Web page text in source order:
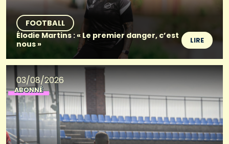
FOOTBALL
Élodie Martins : « Le premier danger, c’est
nous »
LIRE
03/08/2026
ABONNÉ